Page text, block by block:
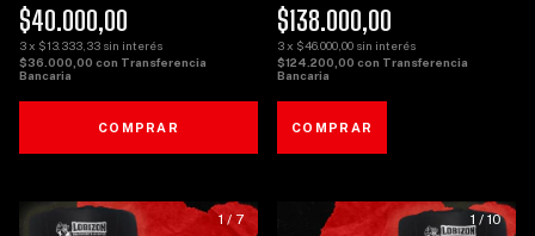
$40.000,00
3x $13.333,33 sin interés
$36.000,00 con Transferencia
Bancaria
COMPRAR
$138.000,00
3x $46.000,00 sin interés
$124.200,00 con Transferencia
Bancaria
1/ 7 1 /10